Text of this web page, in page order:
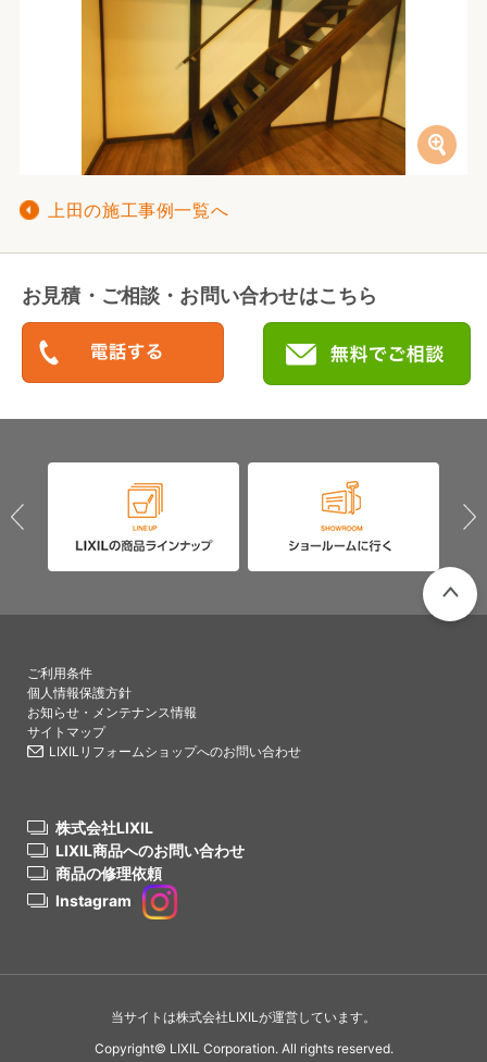
上田の施工事例一覧へ
お見積・ご相談・お問い合わせはこちら
ご利用条件
個人情報保護方針
お知らせ・メンテナンス情報
サイトマップ
LIXILリフォームショップへのお問い合わせ
株式会社LIXIL
LIXIL商品へのお問い合わせ
商品の修理依頼
Instagram
当サイトは株式会社LIXILが運営しています。
Copyright© LIXIL Corporation. All rights reserved.